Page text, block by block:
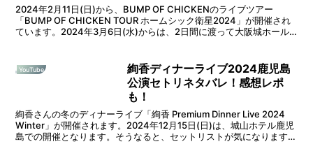
2024年2月11日(日)から、BUMP OF CHICKENのライブツアー
「BUMP OF CHICKEN TOUR ホームシック衛星2024」が開催され
ています。2024年3月6日(水)からは、2日間に渡って大阪城ホール
YouTube
絢香ディナーライブ2024鹿児島
公演セトリネタバレ！感想レポ
も！
絢香さんの冬のディナーライブ「絢香 Premium Dinner Live 2024
Winter」が開催されます。2024年12月15日(日)は、城山ホテル鹿児
島での開催となります。そうなると、セットリストが気になりますよ